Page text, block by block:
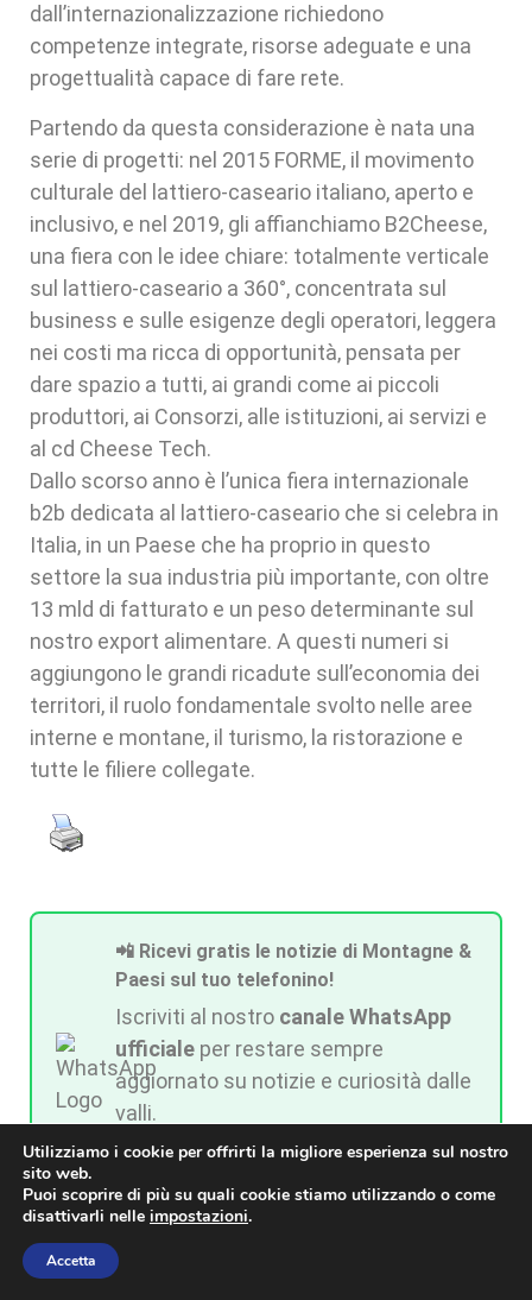
dall’internazionalizzazione richiedono
competenze integrate, risorse adeguate e una
progettualità capace di fare rete.
Partendo da questa considerazione è nata una
serie di progetti: nel 2015 FORME, il movimento
culturale del lattiero-caseario italiano, aperto e
inclusivo, e nel 2019, gli affianchiamo B2Cheese,
una fiera con le idee chiare: totalmente verticale
sul lattiero-caseario a 360°, concentrata sul
business e sulle esigenze degli operatori, leggera
nei costi ma ricca di opportunità, pensata per
dare spazio a tutti, ai grandi come ai piccoli
produttori, ai Consorzi, alle istituzioni, ai servizi e
al cd Cheese Tech.
Dallo scorso anno è l’unica fiera internazionale
b2b dedicata al lattiero-caseario che si celebra in
Italia, in un Paese che ha proprio in questo
settore la sua industria più importante, con oltre
13 mld di fatturato e un peso determinante sul
nostro export alimentare. A questi numeri si
aggiungono le grandi ricadute sull’economia dei
territori, il ruolo fondamentale svolto nelle aree
interne e montane, il turismo, la ristorazione e
tutte le filiere collegate.
📲 Ricevi gratis le notizie di Montagne &
Paesi sul tuo telefonino!
Iscriviti al nostro canale WhatsApp
ufficiale per restare sempre
aggiornato su notizie e curiosità dalle
valli.
👉Clicca qui per iscriverti al canale
📢 Seguici anche su Telegram!
Utilizziamo i cookie per offrirti la migliore esperienza sul nostro
sito web.
Puoi scoprire di più su quali cookie stiamo utilizzando o come
disattivarli nelle impostazioni.
Accetta